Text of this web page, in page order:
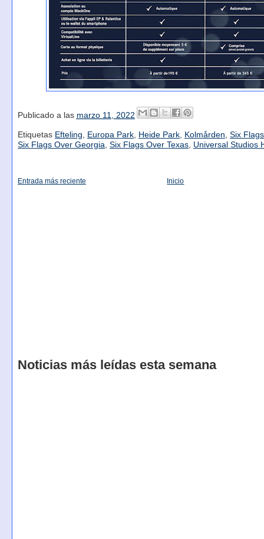
Publicado a las marzo 11, 2022
Etiquetas Efteling Europa Park, Heide Park, Kolmården Six
Six Flags Over Georgia Six Flags Over Texas, Universal Studios
Entrada más reciente Inicio
Noticias más leídas esta semana